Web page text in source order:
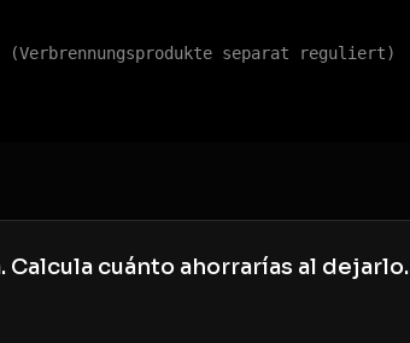
(Verbrennungsprodukte separat reguliert)
cuánto ahorrarías al dejarlo.